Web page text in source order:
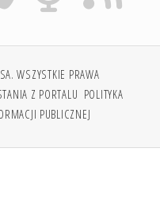
WSZYSTKIE PRAWA
Z PORTALU POLITYKA
PUBLICZNEJ